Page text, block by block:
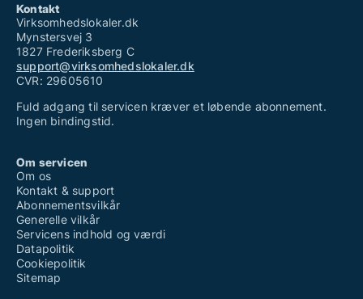
Kontakt
Virksomhedslokaler.dk
Mynstersvej 3
1827 Frederiksberg C
support@virksomhedslokaler.dk
CVR: 29605610
Fuld adgang til servicen kræver et løbende abonnement.
Ingen bindingstid.
Om servicen
Om os
Kontakt & support
Abonnementsvilkår
Generelle vilkår
Servicens indhold og værdi
Datapolitik
Cookiepolitik
Sitemap